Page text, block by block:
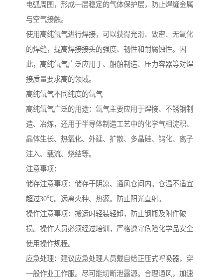
电弧周围，形成一层稳定的气体保护层，防止焊缝金属
与空气接触。
使用高纯氩气进行焊接，可以获得光滑、致密、无氧化
的焊缝，提高焊接接头的强度、韧性和耐腐蚀性。因
此，高纯氩气广泛应用于、船舶制造、压力容器等对焊
接质量要求高的领域。
高纯氩气不同纯度的氩气
高纯氩气广泛的用途：氩气主要应用于焊接、不锈钢制
造、冶炼，还用于半导体制造工艺中的化学气相淀积、
晶体生长、热氧化、外延、扩散、多晶硅、钨化、离子
注入、载流、烧结等。
注意事项：
储存注意事项：储存于阴凉、通风仓间内。仓温不适宜
超过30℃。远离火种、热源。防止阳光直射。
操作注意事项：搬运时轻装轻卸，防止钢瓶及附件破
损。操作人员必须经过培训，严格遵守危险化学品安全
使用操作规程。
应急处理：建议应急处理人员戴自给正压式呼吸器，穿
一般作业工作服。尽可能切断泄露源。合理通风，加速